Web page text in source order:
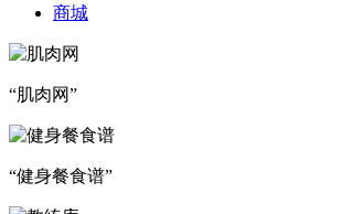
商城
“肌肉网”
“健身餐食谱”